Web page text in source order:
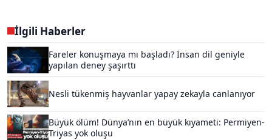
İlgili Haberler
Fareler konuşmaya mı başladı? İnsan dil geniyle
yapılan deney şaşırttı
Nesli tükenmiş hayvanlar yapay zekayla canlanıyor
Büyük ölüm! Dünya’nın en büyük kıyameti: Permiyen-
Triyas yok oluşu